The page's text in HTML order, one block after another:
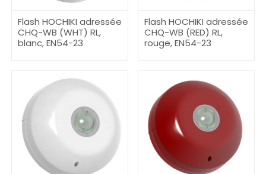
Flash HOCHIKI adressée
CHQ-WB (WHT) RL,
blanc, EN54-23
Flash HOCHIKI adressée
CHQ-WB (RED) RL,
rouge, EN54-23